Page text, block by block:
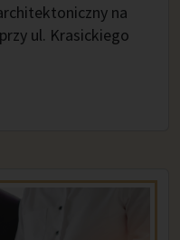
na
ul. Krasickiego